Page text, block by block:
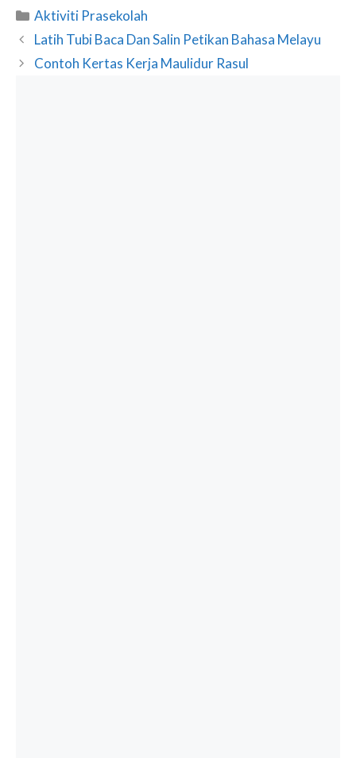
Categories
Aktiviti Prasekolah
Latih Tubi Baca Dan Salin Petikan Bahasa Melayu
Contoh Kertas Kerja Maulidur Rasul